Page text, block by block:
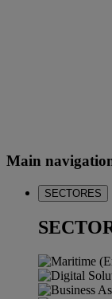
Main
SECTORES